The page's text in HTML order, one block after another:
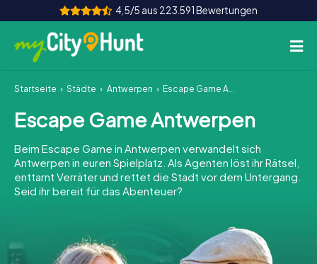
4,5/5 aus 223.591 Bewertungen
So funktioniert's
Städte
Touren
Teamevent
INT AT CH
DE
Startseite Städte Antwerpen Escape Game Antwerpen
Escape Game Antwerpen
Beim Escape Game in Antwerpen verwandelt sich
Antwerpen in euren Spielplatz. Als Agenten löst ihr Rätsel,
enttarnt Verräter und rettet die Stadt vor dem Untergang.
Seid ihr bereit für das Abenteuer?